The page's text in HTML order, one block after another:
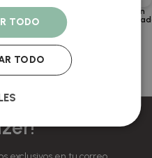
Envío
a
80
€
Si el
producto
está mal, te
devolvemos
el dinero
Fabricación
Atención
TODO
TODO